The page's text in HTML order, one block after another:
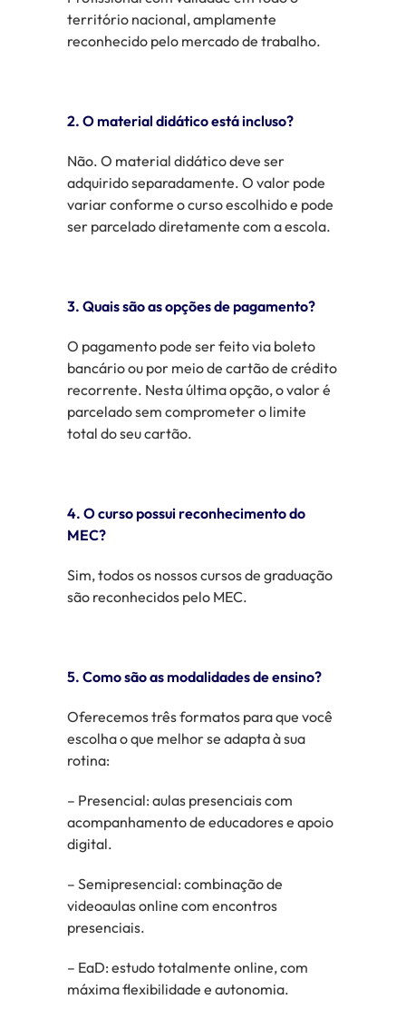
território nacional, amplamente
reconhecido pelo mercado de trabalho.
2. O material didático está incluso?
Não. O material didático deve ser
adquirido separadamente. O valor pode
variar conforme o curso escolhido e pode
ser parcelado diretamente com a escola.
3. Quais são as opções de pagamento?
O pagamento pode ser feito via boleto
bancário ou por meio de cartão de crédito
recorrente. Nesta última opção, o valor é
parcelado sem comprometer o limite
total do seu cartão.
4. O curso possui reconhecimento do
MEC?
Sim, todos os nossos cursos de graduação
são reconhecidos pelo MEC.
5. Como são as modalidades de ensino?
Oferecemos três formatos para que você
escolha o que melhor se adapta à sua
rotina:
– Presencial: aulas presenciais com
acompanhamento de educadores e apoio
digital.
– Semipresencial: combinação de
videoaulas online com encontros
presenciais.
– EaD: estudo totalmente online, com
máxima flexibilidade e autonomia.